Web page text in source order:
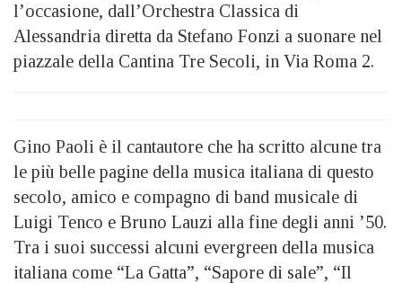
l’occasione, dall’Orchestra Classica di
Alessandria diretta da Stefano Fonzi a suonare nel
piazzale della Cantina Tre Secoli, in Via Roma 2.
Gino Paoli è il cantautore che ha scritto alcune tra
le più belle pagine della musica italiana di questo
secolo, amico e compagno di band musicale di
Luigi Tenco e Bruno Lauzi alla fine degli anni ’50.
Tra i suoi successi alcuni evergreen della musica
italiana come “La Gatta”, “Sapore di sale”, “Il